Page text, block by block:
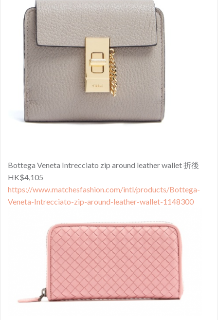
Bottega Veneta Intrecciato zip around leather wallet 折後
HK$4,105
https://www.matchesfashion.com/intl/products/Bottega-
Veneta-Intrecciato-zip-around-leather-wallet-1148300